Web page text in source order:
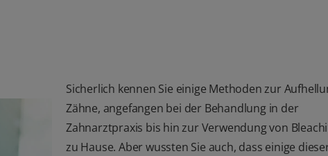
Sicherlich kennen Sie einige Methoden zur
Zähne, angefangen bei der Behandlung in der
Zahnarztpraxis bis hin zur Verwendung von
zu Hause. Aber wussten Sie auch, dass einige